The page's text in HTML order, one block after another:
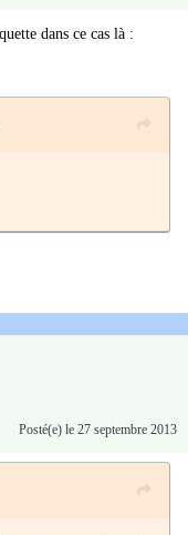
dans ce cas là :
Posté(e) le 27 septembre 2013